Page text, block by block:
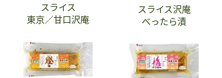
スライス
東京／甘口沢庵
スライス沢庵
べったら漬